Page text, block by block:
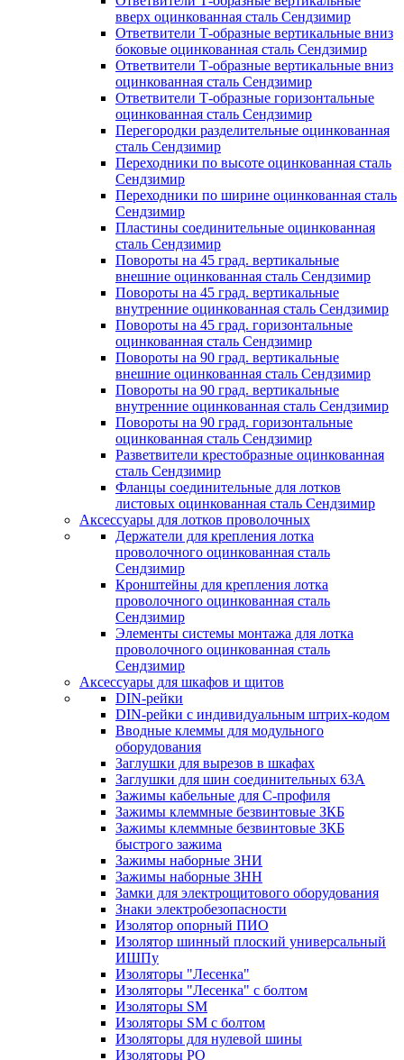
вверх оцинкованная сталь Сендзимир
Ответвители Т-образные вертикальные вниз
боковые оцинкованная сталь Сендзимир
Ответвители Т-образные вертикальные вниз
оцинкованная сталь Сендзимир
Ответвители Т-образные горизонтальные
оцинкованная сталь Сендзимир
Перегородки разделительные оцинкованная
сталь Сендзимир
Переходники по высоте оцинкованная сталь
Сендзимир
Переходники по ширине оцинкованная сталь
Сендзимир
Пластины соединительные оцинкованная
сталь Сендзимир
Повороты на 45 град. вертикальные
внешние оцинкованная сталь Сендзимир
Повороты на 45 град. вертикальные
внутренние оцинкованная сталь Сендзимир
Повороты на 45 град. горизонтальные
оцинкованная сталь Сендзимир
Повороты на 90 град. вертикальные
внешние оцинкованная сталь Сендзимир
Повороты на 90 град. вертикальные
внутренние оцинкованная сталь Сендзимир
Повороты на 90 град. горизонтальные
оцинкованная сталь Сендзимир
Разветвители крестобразные оцинкованная
сталь Сендзимир
Фланцы соединительные для лотков
листовых оцинкованная сталь Сендзимир
Аксессуары для лотков проволочных
Держатели для крепления лотка
проволочного оцинкованная сталь
Сендзимир
Кронштейны для крепления лотка
проволочного оцинкованная сталь
Сендзимир
Элементы системы монтажа для лотка
проволочного оцинкованная сталь
Сендзимир
Аксессуары для шкафов и щитов
DIN-рейки
DIN-рейки с индивидуальным штрих-кодом
Вводные клеммы для модульного
оборудования
Заглушки для вырезов в шкафах
Заглушки для шин соединительных 63А
Зажимы кабельные для С-профиля
Зажимы клеммные безвинтовые ЗКБ
Зажимы клеммные безвинтовые ЗКБ
быстрого зажима
Зажимы наборные ЗНИ
Зажимы наборные ЗНН
Замки для электрощитового оборудования
Знаки электробезопасности
Изолятор опорный ПИО
Изолятор шинный плоский универсальный
ИШПу
Изоляторы "Лесенка"
Изоляторы "Лесенка" с болтом
Изоляторы SM
Изоляторы SM c болтом
Изоляторы для нулевой шины
Изоляторы РО